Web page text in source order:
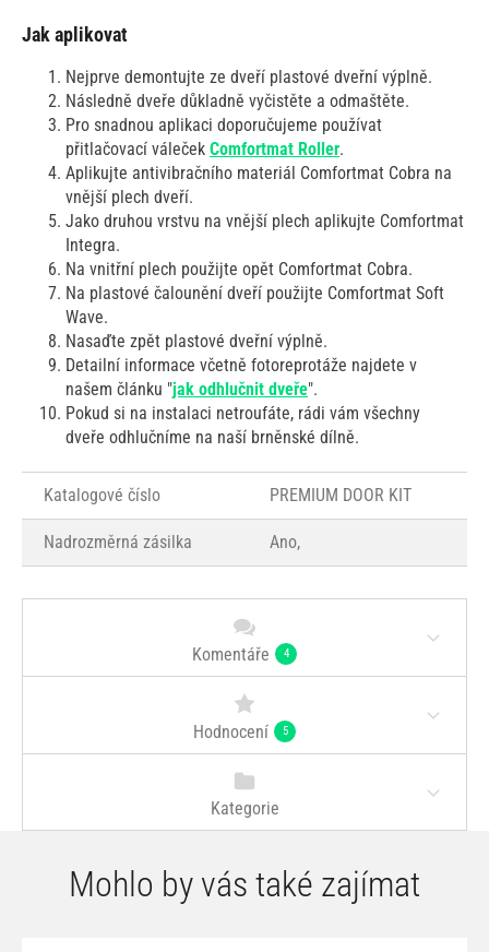
Jak aplikovat
Nejprve demontujte ze dveří plastové dveřní výplně.
Následně dveře důkladně vyčistěte a odmaštěte.
Pro snadnou aplikaci doporučujeme používat
přitlačovací váleček Comfortmat Roller.
Aplikujte antivibračního materiál Comfortmat Cobra na
vnější plech dveří.
Jako druhou vrstvu na vnější plech aplikujte Comfortmat
Integra.
Na vnitřní plech použijte opět Comfortmat Cobra.
Na plastové čalounění dveří použijte Comfortmat Soft
Wave.
Nasaďte zpět plastové dveřní výplně.
Detailní informace včetně fotoreprotáže najdete v
našem článku "jak odhlučnit dveře".
Pokud si na instalaci netroufáte, rádi vám všechny
dveře odhlučníme na naší brněnské dílně.
Katalogové číslo PREMIUM DOOR KIT
Nadrozměrná zásilka Ano, ­
Komentáře 4
Hodnocení 5
Kategorie
Mohlo by vás také zajímat